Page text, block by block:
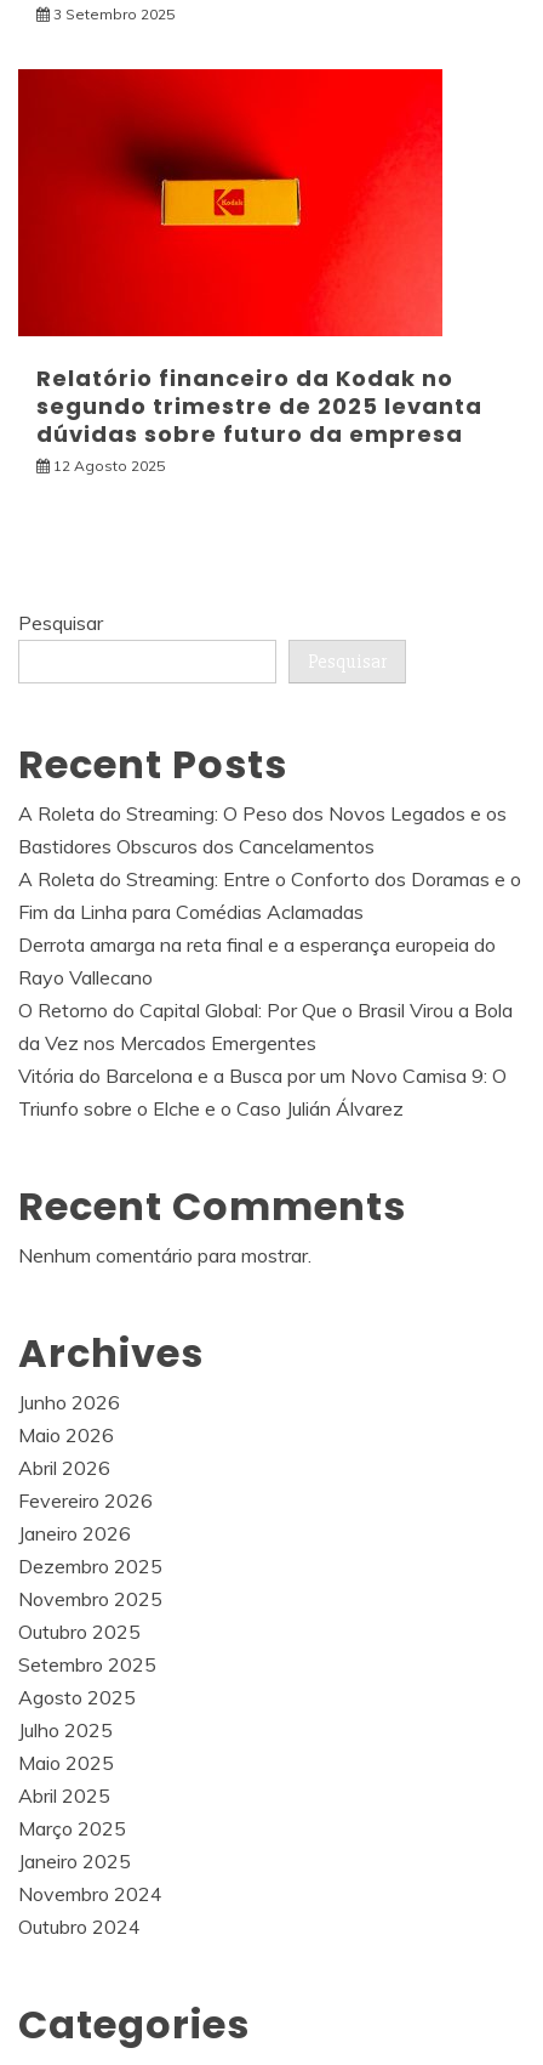
3 Setembro 2025
Relatório financeiro da Kodak no
segundo trimestre de 2025 levanta
dúvidas sobre futuro da empresa
12 Agosto 2025
Pesquisar
Pesquisar
Recent Posts
A Roleta do Streaming: O Peso dos Novos Legados e os
Bastidores Obscuros dos Cancelamentos
A Roleta do Streaming: Entre o Conforto dos Doramas e o
Fim da Linha para Comédias Aclamadas
Derrota amarga na reta final e a esperança europeia do
Rayo Vallecano
O Retorno do Capital Global: Por Que o Brasil Virou a Bola
da Vez nos Mercados Emergentes
Vitória do Barcelona e a Busca por um Novo Camisa 9: O
Triunfo sobre o Elche e o Caso Julián Álvarez
Recent Comments
Nenhum comentário para mostrar.
Archives
Junho 2026
Maio 2026
Abril 2026
Fevereiro 2026
Janeiro 2026
Dezembro 2025
Novembro 2025
Outubro 2025
Setembro 2025
Agosto 2025
Julho 2025
Maio 2025
Abril 2025
Março 2025
Janeiro 2025
Novembro 2024
Outubro 2024
Categories